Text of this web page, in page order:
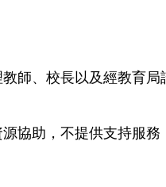
師、校長以及經教育
協助，不提供支持服務